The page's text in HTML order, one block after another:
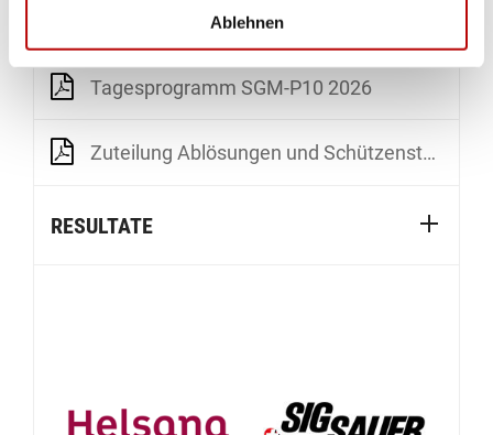
Ablehnen
FINAL VOM 7. MÄRZ 2026
Tagesprogramm SGM-P10 2026
Zuteilung Ablösungen und Schützenstände 2026
RESULTATE